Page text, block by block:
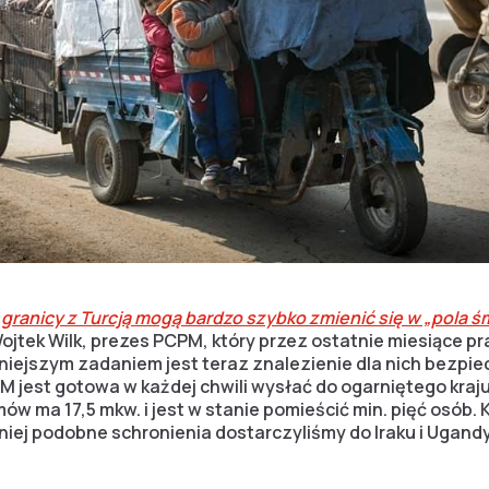
z Turcją mogą bardzo szybko zmienić się w „pola
Wilk, prezes PCPM, który przez ostatnie miesiące
zadaniem jest teraz znalezienie dla nich
jest gotowa w każdej chwili wysłać do ogarniętego
ma 17,5 mkw. i jest w stanie pomieścić min. pięć
podobne schronienia dostarczyliśmy do Iraku i